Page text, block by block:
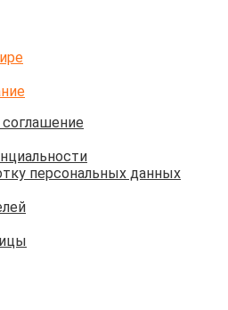
персональных данных